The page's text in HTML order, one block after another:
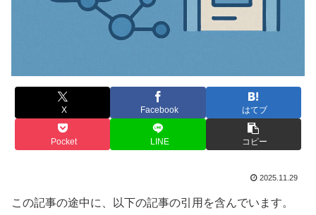
X Facebook はてブ
Pocket LINE コピー
2025.11.29
この記事の途中に、以下の記事の引用を含んでいます。